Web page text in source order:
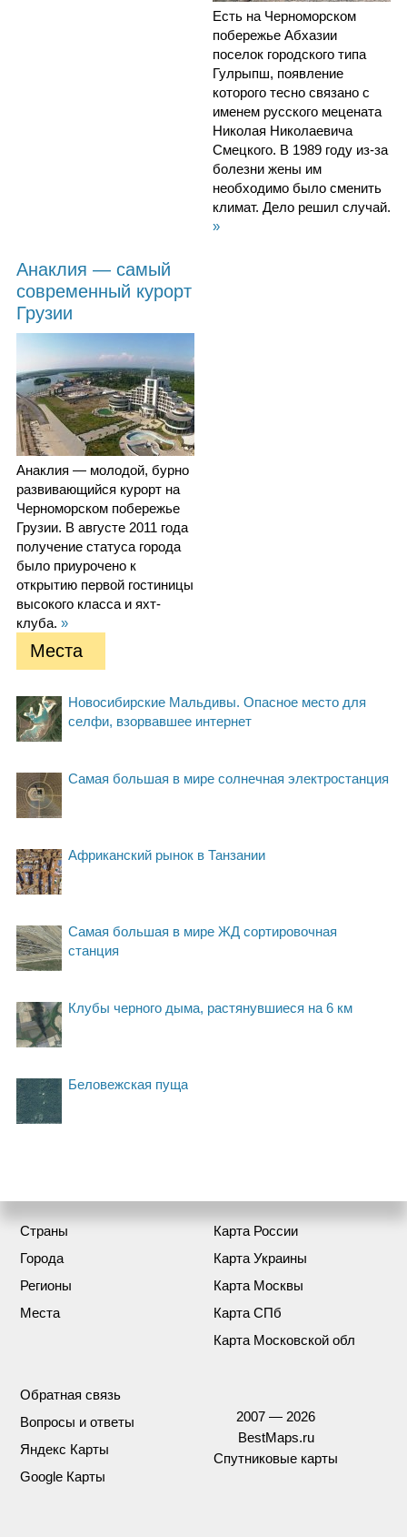
Есть на Черноморском
побережье Абхазии
поселок городского типа
Гулрыпш, появление
которого тесно связано с
именем русского мецената
Николая Николаевича
Смецкого. В 1989 году из-за
болезни жены им
необходимо было сменить
климат. Дело решил случай.
»
Анаклия — самый
современный курорт
Грузии
Анаклия — молодой, бурно
развивающийся курорт на
Черноморском побережье
Грузии. В августе 2011 года
получение статуса города
было приурочено к
открытию первой гостиницы
высокого класса и яхт-
клуба. »
Места
Новосибирские Мальдивы. Опасное место для
селфи, взорвавшее интернет
Самая большая в мире солнечная электростанция
Африканский рынок в Танзании
Самая большая в мире ЖД сортировочная
станция
Клубы черного дыма, растянувшиеся на 6 км
Беловежская пуща
Страны
Города
Регионы
Места
Карта России
Карта Украины
Карта Москвы
Карта СПб
Карта Московской обл
Обратная связь
Вопросы и ответы
Яндекс Карты
Google Карты
2007 — 2026
BestMaps.ru
Спутниковые карты